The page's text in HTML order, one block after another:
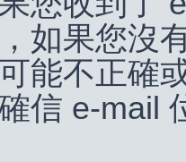
如果您沒
能不正確
信 e-mail